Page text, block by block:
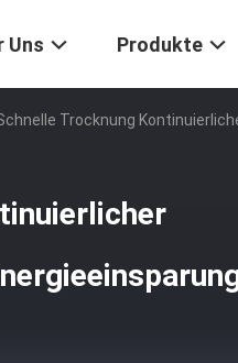
Uns Produkte
Trocknung